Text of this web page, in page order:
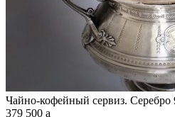
Чайно-кофейный сервиз.
379 500 a